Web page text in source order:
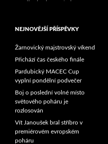
NEJNOVĚJŠÍ PŘÍSPĚVKY
Žarnovický majstrovský víkend
Přichází čas českého finále
Pardubický MACEC Cup
vyplní pondělní podvečer
Boj o poslední volné místo
světového poháru je
rozlosován
Vít Janoušek bral stříbro v
premiérovém evropském
poháru